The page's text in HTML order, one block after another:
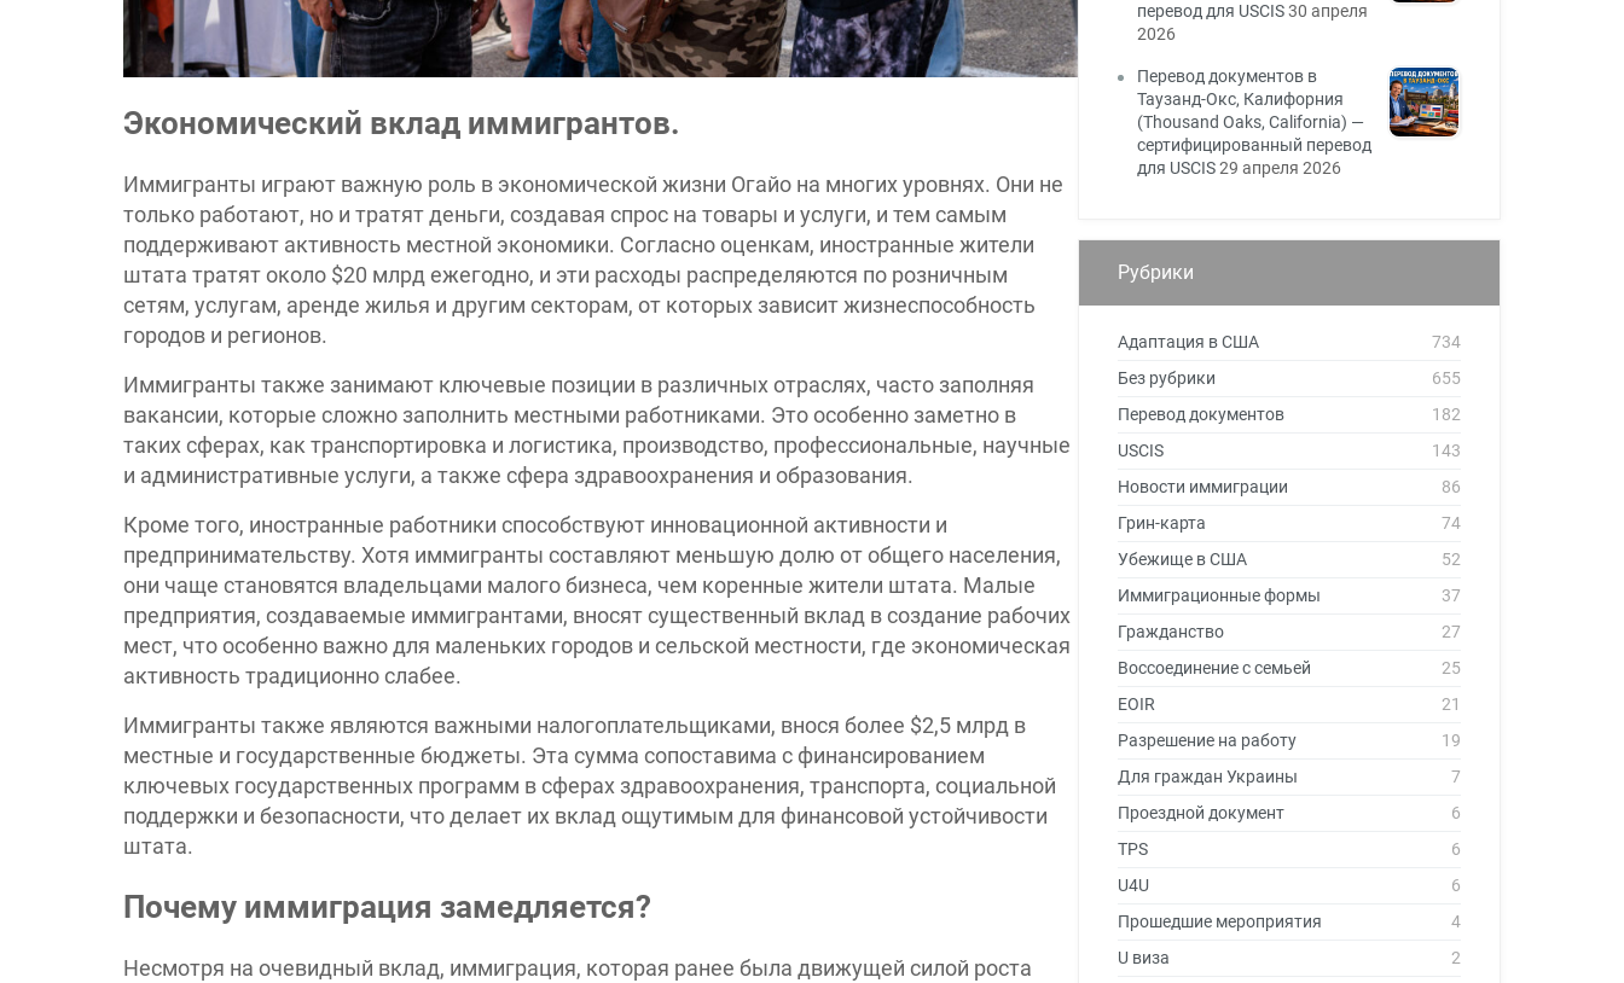
Экономический вклад иммигрантов.
Иммигранты играют важную роль в экономической жизни Огайо на многих уровнях. Они не
только работают, но и тратят деньги, создавая спрос на товары и услуги, и тем самым
поддерживают активность местной экономики. Согласно оценкам, иностранные жители
штата тратят около $20 млрд ежегодно, и эти расходы распределяются по розничным
сетям, услугам, аренде жилья и другим секторам, от которых зависит жизнеспособность
городов и регионов.
Иммигранты также занимают ключевые позиции в различных отраслях, часто заполняя
вакансии, которые сложно заполнить местными работниками. Это особенно заметно в
таких сферах, как транспортировка и логистика, производство, профессиональные, научные
и административные услуги, а также сфера здравоохранения и образования.
Кроме того, иностранные работники способствуют инновационной активности и
предпринимательству. Хотя иммигранты составляют меньшую долю от общего населения,
они чаще становятся владельцами малого бизнеса, чем коренные жители штата. Малые
предприятия, создаваемые иммигрантами, вносят существенный вклад в создание рабочих
мест, что особенно важно для маленьких городов и сельской местности, где экономическая
активность традиционно слабее.
Иммигранты также являются важными налогоплательщиками, внося более $2,5 млрд в
местные и государственные бюджеты. Эта сумма сопоставима с финансированием
ключевых государственных программ в сферах здравоохранения, транспорта, социальной
поддержки и безопасности, что делает их вклад ощутимым для финансовой устойчивости
штата.
Почему иммиграция замедляется?
Несмотря на очевидный вклад, иммиграция, которая ранее была движущей силой роста
перевод для USCIS30 апреля
2026
Перевод документов в
Таузанд-Окс, Калифорния
(Thousand Oaks, California) —
сертифицированный перевод
для USCIS29 апреля 2026
Рубрики
Адаптация в США
734
Без рубрики
655
Перевод документов
182
USCIS
143
Новости иммиграции
86
Грин-карта
74
Убежище в США
52
Иммиграционные формы
37
Гражданство
27
Воссоединение с семьей
25
EOIR
21
Разрешение на работу
19
Для граждан Украины
7
Проездной документ
6
TPS
6
U4U
6
Прошедшие мероприятия
4
U виза
2